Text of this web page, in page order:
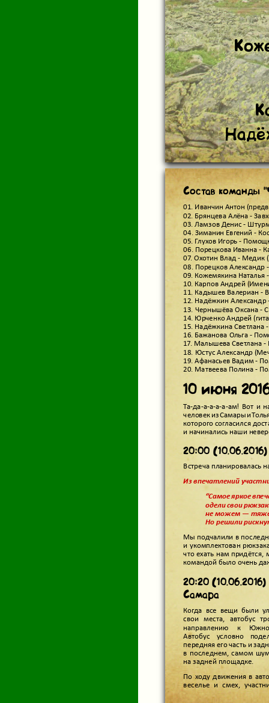
Состав команды
01. Иванчин Антон
02. Брянцева Алёна -
03. Ламзов Денис -
04. Зиманин Евгений -
05. Глухов Игорь -
06. Порецкова Иванна -
07. Охотин Влад - Медик
08. Порецков Александр
09. Кожемякина Наталья
10. Карпов Андрей
11. Кадышев Валериан -
12. Надёжкин Александр
13. Чернышёва Оксана -
14. Юрченко Андрей
15. Надёжкина Светлана
16. Бажанова Ольга -
17. Малышева Светлана -
18. Юстус Александр
19. Афанасьев Вадим -
20. Матвеева Полина -
10 июня
Та-да-а-а-а-а-
ам! Вот и наступил тот
человек из Самары и
которого согласился
и начинались наши
20:00
Встреча планировалась
Из впечатлений
“Самое яркое
одели свои
не можем —
Но решили
Мы подчалили в
и укомплектован
что ехать нам
командой было очень
20:20
Самара
Когда все вещи были
свои места, автобус
направлению к
Автобус условно
передняя его часть и
в последнем, самом
на задней площадке.
По ходу движения в
веселье и смех,